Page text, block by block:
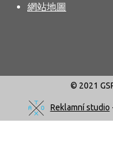
網站地圖
© 2021
Reklamní studio